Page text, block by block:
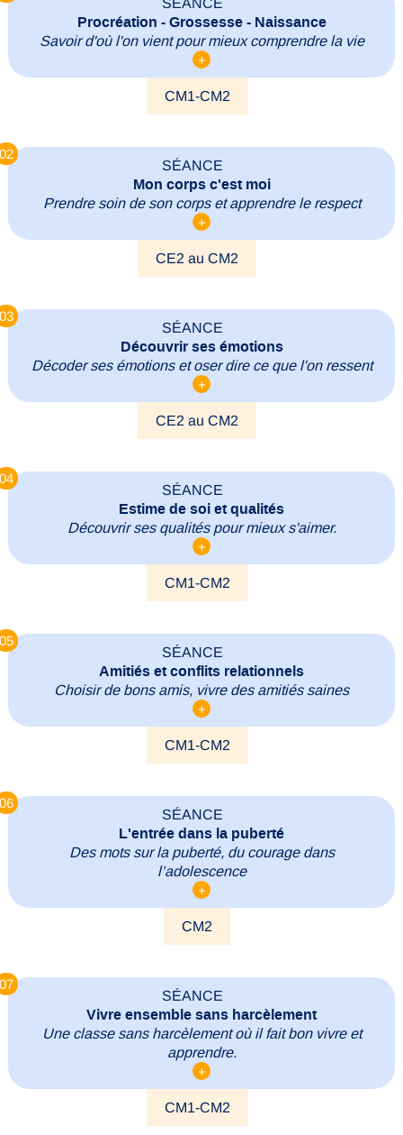
SÉANCE
Procréation - Grossesse - Naissance
Savoir d'où l'on vient pour mieux comprendre la vie
+
CM1-CM2
SÉANCE
Mon corps c'est moi
Prendre soin de son corps et apprendre le respect
+
CE2 au CM2
SÉANCE
Découvrir ses émotions
Décoder ses émotions et oser dire ce que l'on ressent
+
CE2 au CM2
SÉANCE
Estime de soi et qualités
Découvrir ses qualités pour mieux s'aimer.
+
CM1-CM2
SÉANCE
Amitiés et conflits relationnels
Choisir de bons amis, vivre des amitiés saines
+
CM1-CM2
SÉANCE
L'entrée dans la puberté
Des mots sur la puberté, du courage dans
l’adolescence
+
CM2
SÉANCE
Vivre ensemble sans harcèlement
Une classe sans harcèlement où il fait bon vivre et
apprendre.
+
CM1-CM2